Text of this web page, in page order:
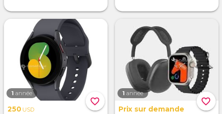
favorite_border
1 année
250 USD
favorite_border
1 année
Prix sur demande